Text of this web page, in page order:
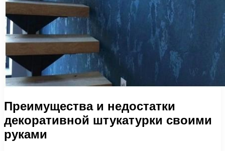
Преимущества и недостатки
декоративной штукатурки своими
руками